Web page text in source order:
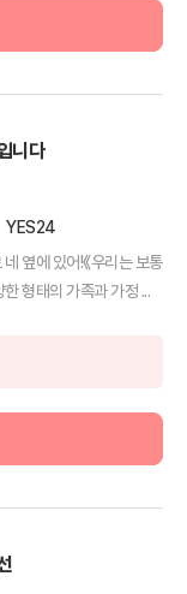
니다
YES24
옆에 있어!《우리는 보통
형태의 가족과 가정 ...